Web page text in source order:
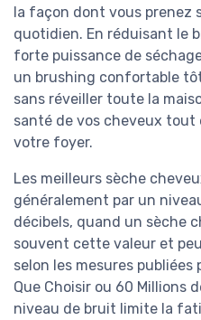
la façon dont vous prenez
quotidien. En réduisant le
forte puissance de
un brushing confortable
sans réveiller toute la
santé de vos cheveux tout
votre foyer.
Les meilleurs sèche
généralement par un
décibels, quand un sèche
souvent cette valeur et
selon les mesures publiées
Que Choisir ou 60 Millions
niveau de bruit limite la